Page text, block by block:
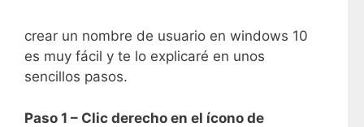
crear un nombre de usuario en windows 10
es muy fácil y te lo explicaré en unos
sencillos pasos.
Paso 1 – Clic derecho en el ícono de